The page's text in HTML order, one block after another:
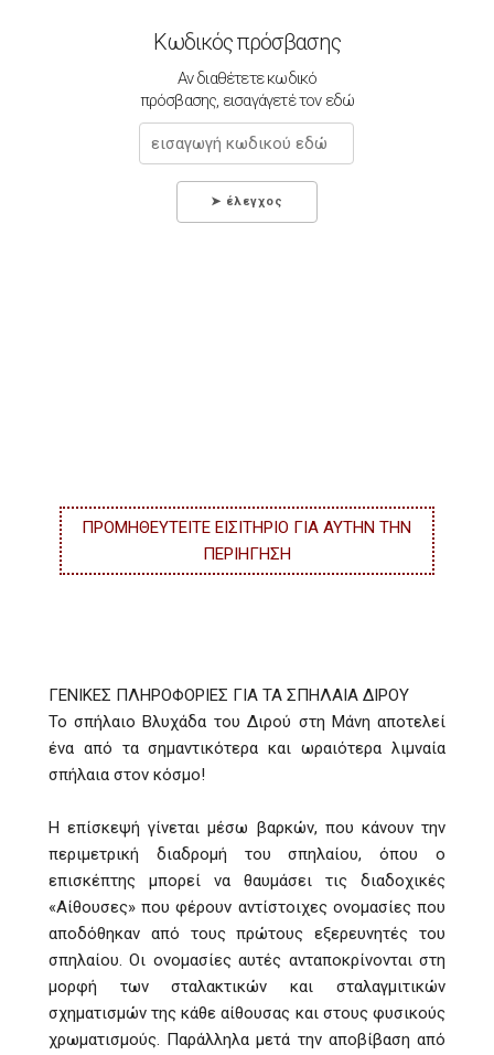
Κωδικός πρόσβασης
Αν διαθέτετε κωδικό
πρόσβασης, εισαγάγετέ τον εδώ
ΠΡΟΜΗΘΕΥΤΕΙΤΕ ΕΙΣΙΤΗΡΙΟ ΓΙΑ ΑΥΤΗΝ ΤΗΝ
ΠΕΡΙΗΓΗΣΗ
ΓΕΝΙΚΕΣ ΠΛΗΡΟΦΟΡΙΕΣ ΓΙΑ ΤΑ ΣΠΗΛΑΙΑ ΔΙΡΟΥ
Το σπήλαιο Βλυχάδα του Διρού στη Μάνη αποτελεί
ένα από τα σημαντικότερα και ωραιότερα λιμναία
σπήλαια στον κόσμο!
Η επίσκεψή γίνεται μέσω βαρκών, που κάνουν την
περιμετρική διαδρομή του σπηλαίου, όπου ο
επισκέπτης μπορεί να θαυμάσει τις διαδοχικές
«Αίθουσες» που φέρουν αντίστοιχες ονομασίες που
αποδόθηκαν από τους πρώτους εξερευνητές του
σπηλαίου. Οι ονομασίες αυτές ανταποκρίνονται στη
μορφή των σταλακτικών και σταλαγμιτικών
σχηματισμών της κάθε αίθουσας και στους φυσικούς
χρωματισμούς. Παράλληλα μετά την αποβίβαση από